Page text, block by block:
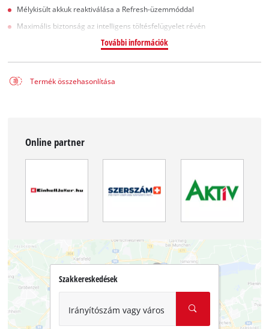
Mélykisült akkuk reaktiválása a Refresh-üzemmóddal
Maximális biztonság az intelligens töltésfelügyelet révén
További információk
Termék összehasonlítása
Online partner
Szakkereskedések
Irányítószám vagy város